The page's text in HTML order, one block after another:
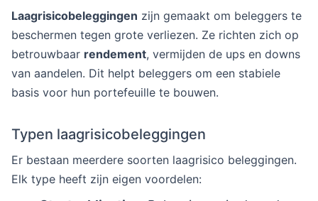
Laagrisicobeleggingen zijn gemaakt om beleggers te
beschermen tegen grote verliezen. Ze richten zich op
betrouwbaar rendement, vermijden de ups en downs
van aandelen. Dit helpt beleggers om een stabiele
basis voor hun portefeuille te bouwen.
Typen laagrisicobeleggingen
Er bestaan meerdere soorten laagrisico beleggingen.
Elk type heeft zijn eigen voordelen: